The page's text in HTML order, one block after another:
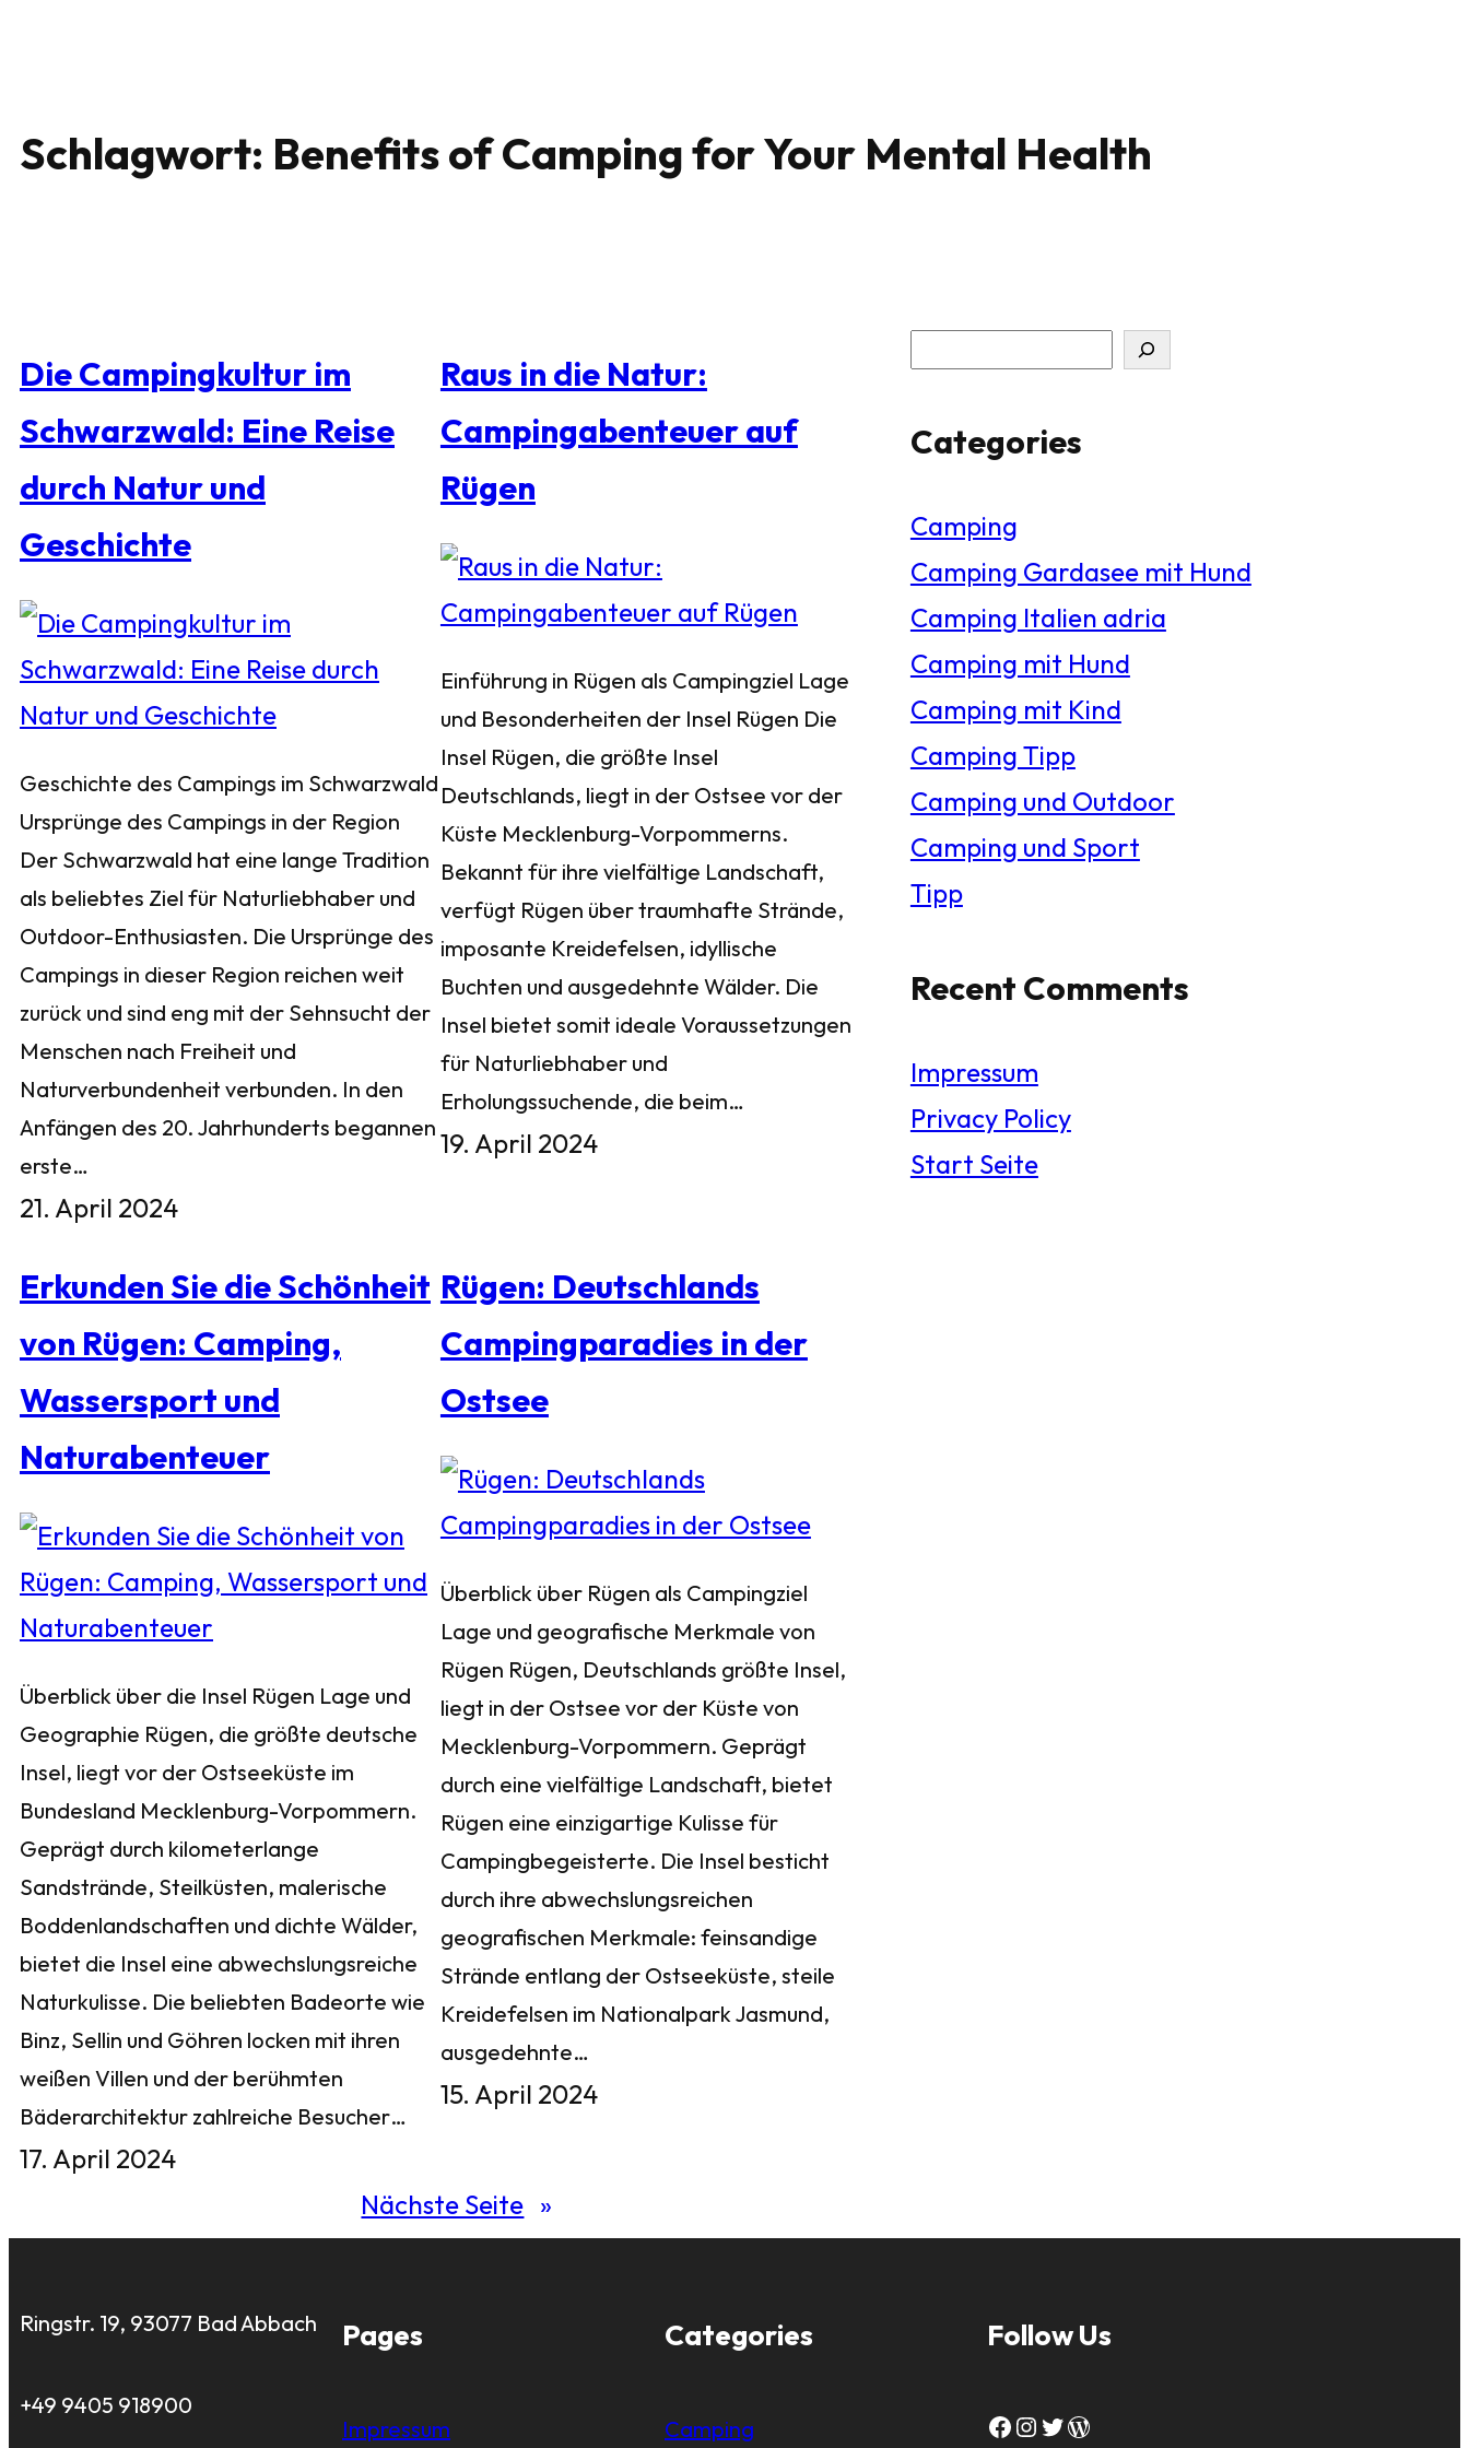
Schlagwort: Benefits of Camping for Your Mental Health
Die Campingkultur im
Schwarzwald: Eine Reise
durch Natur und
Geschichte
Geschichte des Campings im Schwarzwald
Ursprünge des Campings in der Region
Der Schwarzwald hat eine lange Tradition
als beliebtes Ziel für Naturliebhaber und
Outdoor-Enthusiasten. Die Ursprünge des
Campings in dieser Region reichen weit
zurück und sind eng mit der Sehnsucht der
Menschen nach Freiheit und
Naturverbundenheit verbunden. In den
Anfängen des 20. Jahrhunderts begannen
erste…
21. April 2024
Raus in die Natur:
Campingabenteuer auf
Rügen
Einführung in Rügen als Campingziel Lage
und Besonderheiten der Insel Rügen Die
Insel Rügen, die größte Insel
Deutschlands, liegt in der Ostsee vor der
Küste Mecklenburg-Vorpommerns.
Bekannt für ihre vielfältige Landschaft,
verfügt Rügen über traumhafte Strände,
imposante Kreidefelsen, idyllische
Buchten und ausgedehnte Wälder. Die
Insel bietet somit ideale Voraussetzungen
für Naturliebhaber und
Erholungssuchende, die beim…
19. April 2024
Erkunden Sie die Schönheit
von Rügen: Camping,
Wassersport und
Naturabenteuer
Überblick über die Insel Rügen Lage und
Geographie Rügen, die größte deutsche
Insel, liegt vor der Ostseeküste im
Bundesland Mecklenburg-Vorpommern.
Geprägt durch kilometerlange
Sandstrände, Steilküsten, malerische
Boddenlandschaften und dichte Wälder,
bietet die Insel eine abwechslungsreiche
Naturkulisse. Die beliebten Badeorte wie
Binz, Sellin und Göhren locken mit ihren
weißen Villen und der berühmten
Bäderarchitektur zahlreiche Besucher…
17. April 2024
Rügen: Deutschlands
Campingparadies in der
Ostsee
Überblick über Rügen als Campingziel
Lage und geografische Merkmale von
Rügen Rügen, Deutschlands größte Insel,
liegt in der Ostsee vor der Küste von
Mecklenburg-Vorpommern. Geprägt
durch eine vielfältige Landschaft, bietet
Rügen eine einzigartige Kulisse für
Campingbegeisterte. Die Insel besticht
durch ihre abwechslungsreichen
geografischen Merkmale: feinsandige
Strände entlang der Ostseeküste, steile
Kreidefelsen im Nationalpark Jasmund,
ausgedehnte…
15. April 2024
Nächste Seite »
c
e
n
Categories
Camping
Camping Gardasee mit Hund
Camping Italien adria
Camping mit Hund
Camping mit Kind
Camping Tipp
Camping und Outdoor
Camping und Sport
Tipp
Recent Comments
Impressum
Privacy Policy
Start Seite
Ringstr. 19, 93077 Bad Abbach
+49 9405 918900
Pages
Impressum
Categories
Camping
Follow Us
Facebook Instagram Twitter WordPress